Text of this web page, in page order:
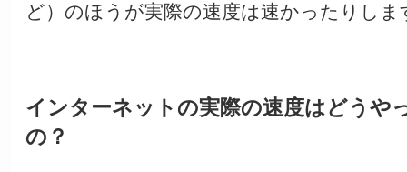
ど）のほうが実際の速度は速かったりしま
インターネットの実際の速度はどうや
の？